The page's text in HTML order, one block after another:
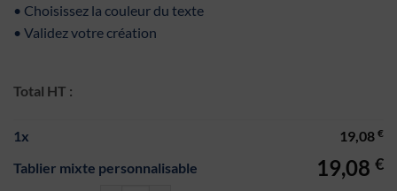
• Choisissez la couleur du texte
• Validez votre création
Total HT :
1x 19,08 €
Tablier mixte personnalisable 19,08 €